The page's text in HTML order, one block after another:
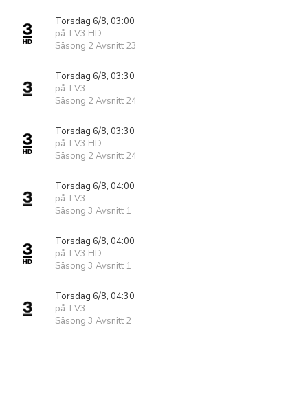
Torsdag 6/8, 03:00
på TV3 HD
Säsong 2 Avsnitt 23
Torsdag 6/8, 03:30
på TV3
Säsong 2 Avsnitt 24
Torsdag 6/8, 03:30
på TV3 HD
Säsong 2 Avsnitt 24
Torsdag 6/8, 04:00
på TV3
Säsong 3 Avsnitt 1
Torsdag 6/8, 04:00
på TV3 HD
Säsong 3 Avsnitt 1
Torsdag 6/8, 04:30
på TV3
Säsong 3 Avsnitt 2